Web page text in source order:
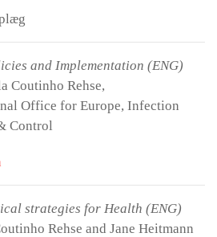
and Implementation (ENG)
Coutinho Rehse,
Office for Europe, Infection
Control
strategies for Health (ENG)
Rehse and Jane Heitmann